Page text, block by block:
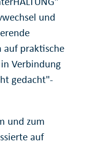
und
auf praktische
Verbindung
gedacht"-
und zum
auf